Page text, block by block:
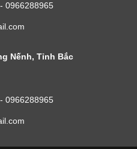
0966288965
Nếnh, Tỉnh Bắc
0966288965